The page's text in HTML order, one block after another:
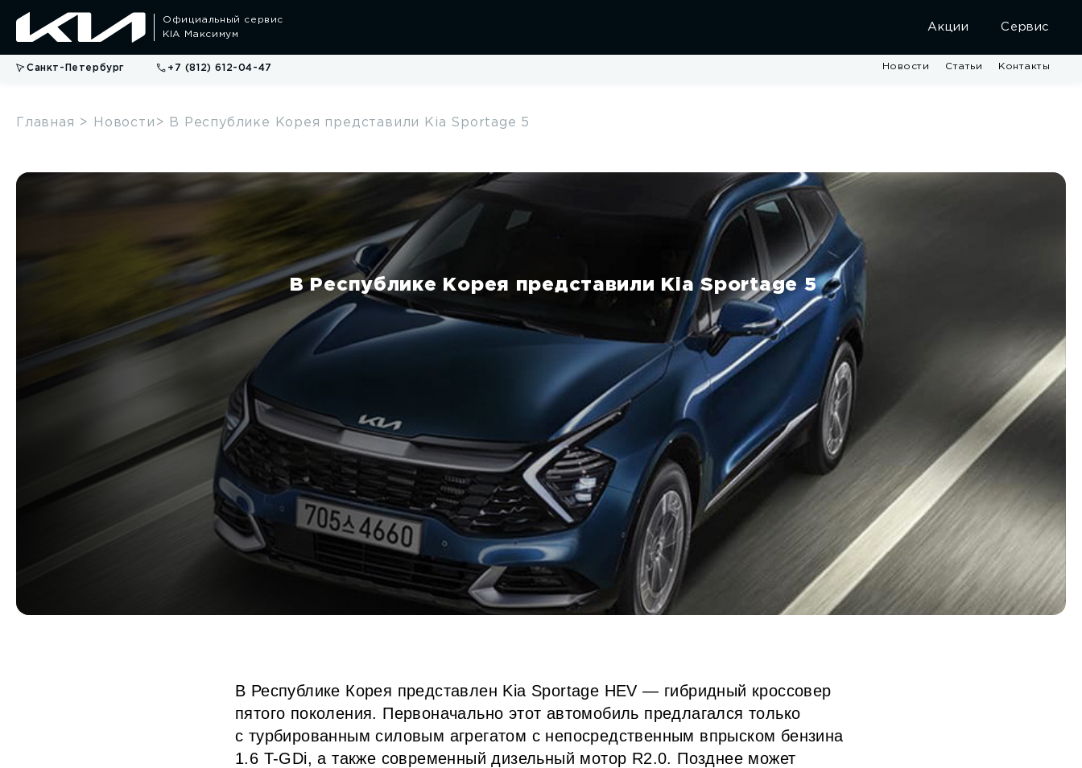
Официальный сервис
KIA Максимум
Акции Сервис
Обзор модели
KX 1
от 1 989 000 руб.
Обзор модели
Sportage ACE
Обзор модели
Санкт-Петербург +7 (812) 612-04-47 Новости Статьи Контакты
Главная > Новости > В Республике Корея представили Kia Sportage 5
В Республике Корея представили Kia Sportage 5
В Республике Корея представлен Kia Sportage HEV — гибридный кроссовер
пятого поколения. Первоначально этот автомобиль предлагался только
с турбированным силовым агрегатом с непосредственным впрыском бензина
1.6 T-GDi, а также современный дизельный мотор R2.0. Позднее может